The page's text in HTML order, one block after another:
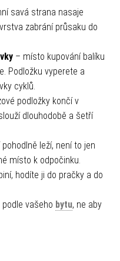
savá strana nasaje
zabrání průsaku do
– místo kupování balíku
Podložku vyperete a
cyklů.
podložky končí v
dlouhodobě a šetří
leží, není to jen
místo k odpočinku.
hodíte ji do pračky a do
vašeho bytu, ne aby